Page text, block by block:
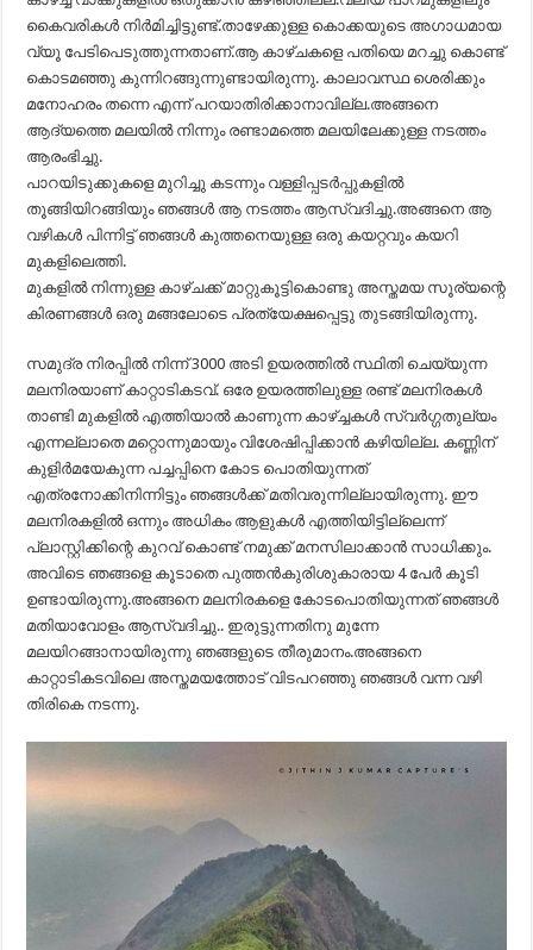
കൈവരികൾ നിർമിച്ചിട്ടുണ്ട്.താഴേക്കുള്ള കൊക്കയുടെ അഗാധമായ
വ്യൂ പേടിപെടുത്തുന്നതാണ്.ആ കാഴ്ചകളെ പതിയെ മറച്ചു കൊണ്ട്
കൊടമഞ്ഞു കുന്നിറങ്ങുന്നുണ്ടായിരുന്നു. കാലാവസ്ഥ ശെരിക്കും
മനോഹരം തന്നെ എന്ന് പറയാതിരിക്കാനാവില്ല.അങ്ങനെ
ആദ്യത്തെ മലയിൽ നിന്നും രണ്ടാമത്തെ മലയിലേക്കുള്ള നടത്തം
ആരംഭിച്ചു.
പാറയിടുക്കുകളെ മുറിച്ചു കടന്നും വള്ളിപ്പടർപ്പുകളിൽ
തൂങ്ങിയിറങ്ങിയും ഞങ്ങൾ ആ നടത്തം ആസ്വദിച്ചു.അങ്ങനെ ആ
വഴികൾ പിന്നിട്ട് ഞങ്ങൾ കുത്തനെയുള്ള ഒരു കയറ്റവും കയറി
മുകളിലെത്തി.
മുകളിൽ നിന്നുള്ള കാഴ്ചക്ക് മാറ്റുകൂട്ടികൊണ്ടു അസ്തമയ സൂര്യന്റെ
കിരണങ്ങൾ ഒരു മങ്ങലോടെ പ്രത്യേക്ഷപ്പെട്ടു തുടങ്ങിയിരുന്നു.
സമുദ്ര നിരപ്പിൽ നിന്ന് 3000 അടി ഉയരത്തിൽ സ്ഥിതി ചെയ്യുന്ന
മലനിരയാണ് കാറ്റാടികടവ്. ഒരേ ഉയരത്തിലുള്ള രണ്ട് മലനിരകൾ
താണ്ടി മുകളിൽ എത്തിയാൽ കാണുന്ന കാഴ്ച്ചകൾ സ്വർഗ്ഗതുല്യം
എന്നല്ലാതെ മറ്റൊന്നുമായും വിശേഷിപ്പിക്കാൻ കഴിയില്ല. കണ്ണിന്
കുളിർമയേകുന്ന പച്ചപ്പിനെ കോട പൊതിയുന്നത്
എത്രനോക്കിനിന്നിട്ടും ഞങ്ങൾക്ക് മതിവരുന്നില്ലായിരുന്നു. ഈ
മലനിരകളിൽ ഒന്നും അധികം ആളുകൾ എത്തിയിട്ടില്ലെന്ന്
പ്ലാസ്റ്റിക്കിന്റെ കുറവ് കൊണ്ട് നമുക്ക് മനസിലാക്കാൻ സാധിക്കും.
അവിടെ ഞങ്ങളെ കൂടാതെ പുത്തൻകുരിശുകാരായ 4 പേർ കൂടി
ഉണ്ടായിരുന്നു.അങ്ങനെ മലനിരകളെ കോടപൊതിയുന്നത് ഞങ്ങൾ
മതിയാവോളം ആസ്വദിച്ചു.. ഇരുട്ടുന്നതിനു മുന്നേ
മലയിറങ്ങാനായിരുന്നു ഞങ്ങളുടെ തീരുമാനം.അങ്ങനെ
കാറ്റാടികടവിലെ അസ്തമയത്തോട് വിടപറഞ്ഞു ഞങ്ങൾ വന്ന വഴി
തിരികെ നടന്നു.